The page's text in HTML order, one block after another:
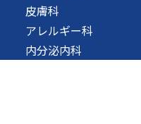
皮膚科
アレルギー科
内分泌内科